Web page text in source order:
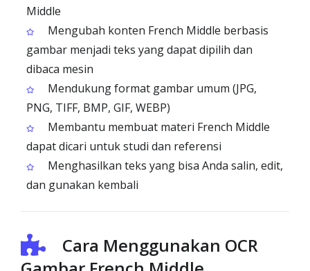
Middle
Mengubah konten French Middle berbasis
gambar menjadi teks yang dapat dipilih dan
dibaca mesin
Mendukung format gambar umum (JPG,
PNG, TIFF, BMP, GIF, WEBP)
Membantu membuat materi French Middle
dapat dicari untuk studi dan referensi
Menghasilkan teks yang bisa Anda salin, edit,
dan gunakan kembali
Cara Menggunakan OCR